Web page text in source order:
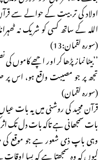
اولاد کی تربیت کے حوالے سے
اللہ کے ساتھ کسی کو شریک نہ
(سورہ لقمان:13)
’’بیٹا نماز پڑھا کر اور اچھے
تجھ پر جو مصیبت واقع ہو، اس
(سورہ لقمان)
قرآن مجید کی روشنی میں یہ بات
بات سمجھانی ہے تاکہ بات دل تک
وہی باپ ذی شعور ہے جو موقع
کیوں کہ وہ سمجھتا ہے کہ بسا